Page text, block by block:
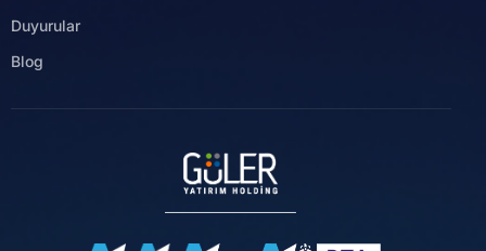
Duyurular
Blog